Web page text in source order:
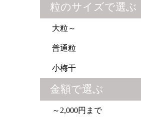
粒のサイズで選ぶ
大粒～
普通粒
小梅干
金額で選ぶ
～2,000円まで